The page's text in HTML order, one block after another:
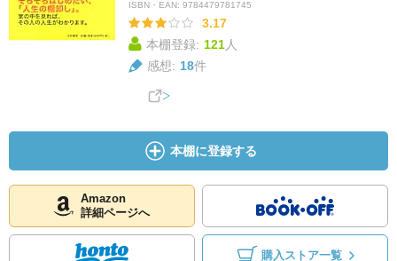
ISBN・EAN: 9784479781745
3.17
本棚登録: 121人
感想: 18件
本棚に登録する
Amazon
詳細ページへ
購入ストア一覧